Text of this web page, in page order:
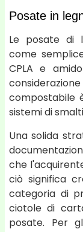
Posate in
Le posate di
come
CPLA e
compostabile
sistemi di
Una solida
che
ciò significa
categoria di
ciotole di
posate. Per